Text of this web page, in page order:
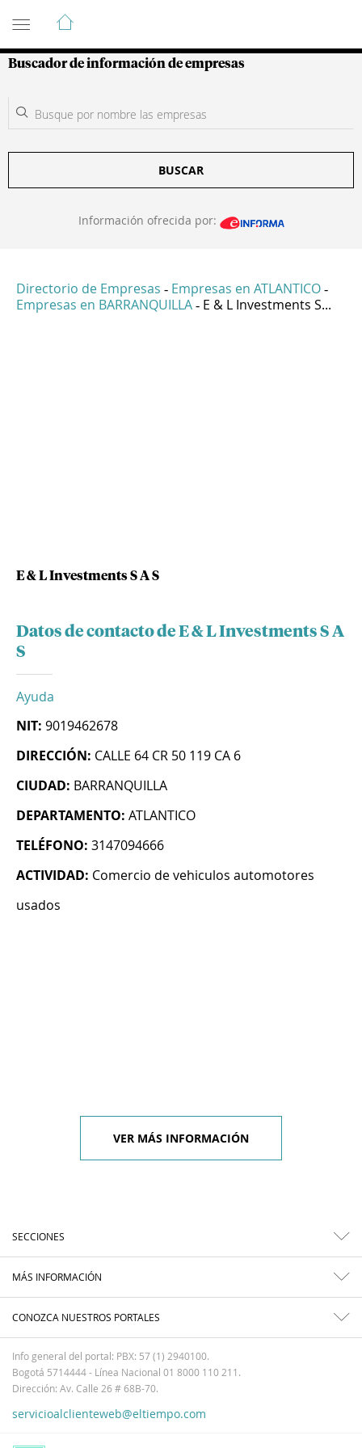
Guía de Empresas Colombianas
Buscador de información de empresas
BUSCAR
Información ofrecida por:
Directorio de Empresas - Empresas en ATLANTICO -
Empresas en BARRANQUILLA - E & L Investments S...
E & L Investments S A S
Datos de contacto de E & L Investments S A
S
Ayuda
NIT: 9019462678
DIRECCIÓN: CALLE 64 CR 50 119 CA 6
CIUDAD: BARRANQUILLA
DEPARTAMENTO: ATLANTICO
TELÉFONO: 3147094666
ACTIVIDAD: Comercio de vehiculos automotores
usados
VER MÁS INFORMACIÓN
SECCIONES
MÁS INFORMACIÓN
CONOZCA NUESTROS PORTALES
Info general del portal: PBX: 57 (1) 2940100.
Bogotá 5714444 - Línea Nacional 01 8000 110 211.
Dirección: Av. Calle 26 # 68B-70.
servicioalclienteweb@eltiempo.com